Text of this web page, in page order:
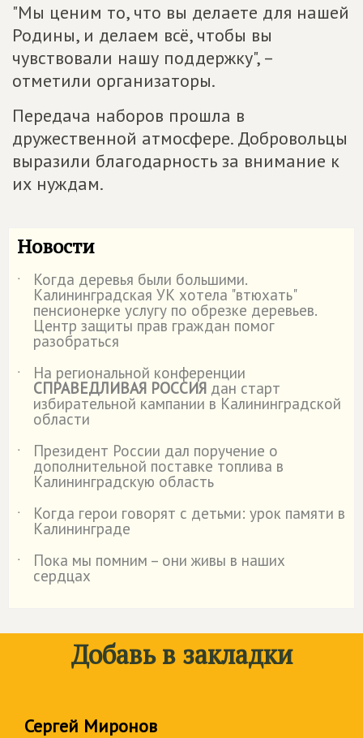
"Мы ценим то, что вы делаете для нашей
Родины, и делаем всё, чтобы вы
чувствовали нашу поддержку", –
отметили организаторы.
Передача наборов прошла в
дружественной атмосфере. Добровольцы
выразили благодарность за внимание к
их нуждам.
Новости
˙ Когда деревья были большими.
Калининградская УК хотела "втюхать"
пенсионерке услугу по обрезке деревьев.
Центр защиты прав граждан помог
разобраться
˙
На региональной конференции
СПРАВЕДЛИВАЯ РОССИЯ дан старт
избирательной кампании в Калининградской
области
˙
Президент России дал поручение о
дополнительной поставке топлива в
Калининградскую область
˙
Когда герои говорят с детьми: урок памяти в
Калининграде
˙
Пока мы помним – они живы в наших
сердцах
Добавь в закладки
Сергей Миронов